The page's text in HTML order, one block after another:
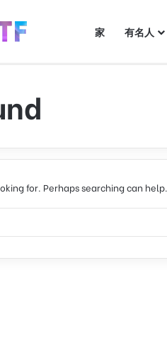
家 有名人
for. Perhaps searching can help.